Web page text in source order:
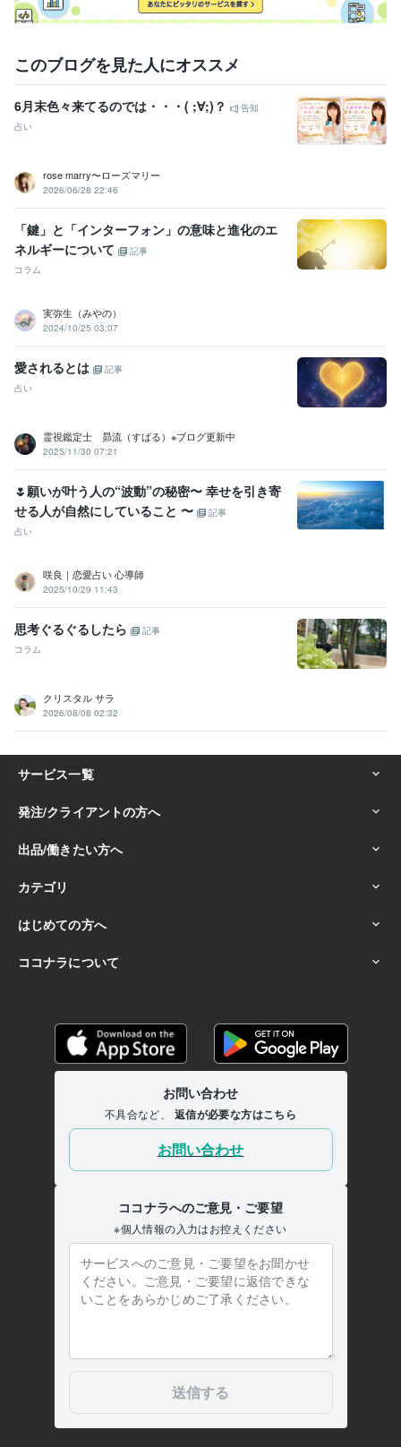
このブログを見た人にオススメ
6月末色々来てるのでは・・・( ;∀;)？
告知
占い
rose marry〜ローズマリー
2026/06/28 22:46
「鍵」と「インターフォン」の意味と進化のエ
ネルギーについて
記事
コラム
実弥生（みやの）
2024/10/25 03:07
愛されるとは
記事
占い
霊視鑑定士 昴流（すばる）※ブログ更新中
2025/11/30 07:21
🌷願いが叶う人の“波動”の秘密〜 幸せを引き寄
せる人が自然にしていること 〜
記事
占い
咲良｜恋愛占い 心導師
2025/10/29 11:43
思考ぐるぐるしたら
記事
コラム
クリスタル サラ
2026/08/08 02:32